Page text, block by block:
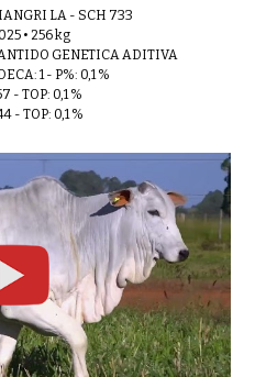
18 - 1 FÊMEA NELORE PO
Lote 20 - 1 FÊMEA NELORE PO
LA - SCH 733
• 256 kg
GENETICA ADITIVA
1 - P%: 0,1 %
- TOP: 0,1 %
- TOP: 0,1 %